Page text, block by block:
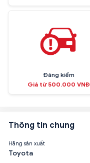
Đăng kiểm
Giá từ 500.000 VNĐ
Thông tin chung
Hãng sản xuất
Toyota